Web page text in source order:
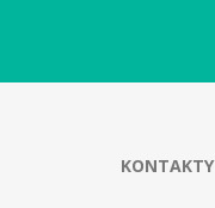
KONTAKTY